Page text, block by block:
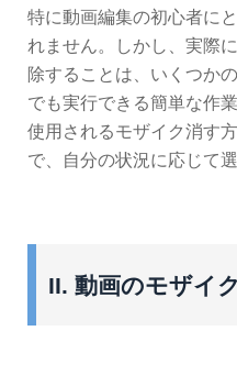
特に動画編集の初心者に
れません。しかし、実際
除することは、いくつか
でも実行できる簡単な作
使用されるモザイク消す
で、自分の状況に応じて
II. 動画のモザイ